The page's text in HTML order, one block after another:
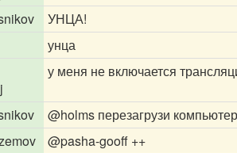
УНЦА!
унца
у меня не включается
@holms перезагрузи компьютер
@pasha-gooff ++